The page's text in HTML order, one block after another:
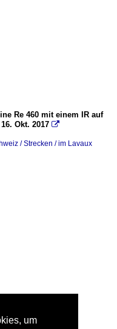
Re 460 mit einem IR auf
Okt. 2017 
/ Strecken / im Lavaux
um